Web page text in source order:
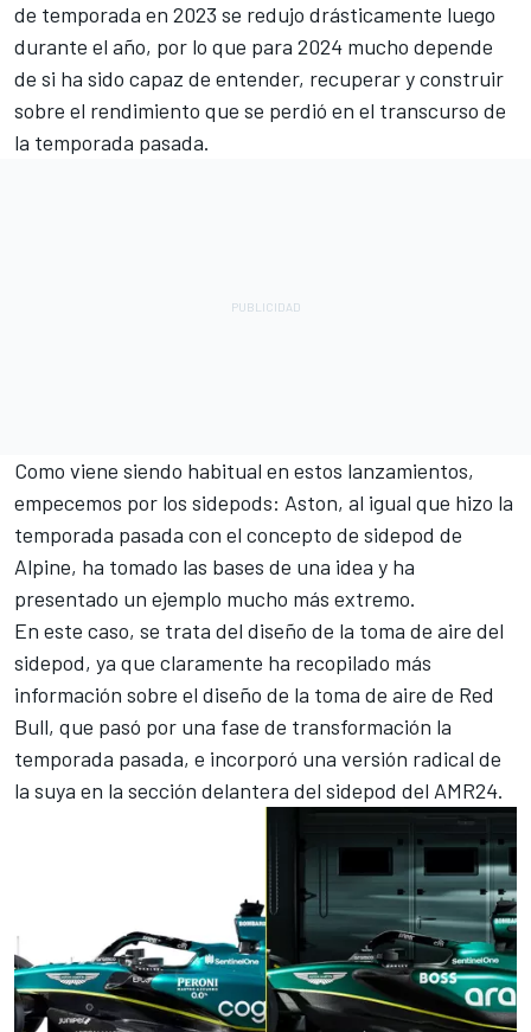
de temporada en 2023 se redujo drásticamente luego
durante el año, por lo que para 2024 mucho depende
de si ha sido capaz de entender, recuperar y construir
sobre el rendimiento que se perdió en el transcurso de
la temporada pasada.
Como viene siendo habitual en estos lanzamientos,
empecemos por los sidepods: Aston, al igual que hizo la
temporada pasada con el concepto de sidepod de
Alpine, ha tomado las bases de una idea y ha
presentado un ejemplo mucho más extremo.
En este caso, se trata del diseño de la toma de aire del
sidepod, ya que claramente ha recopilado más
información sobre el diseño de la toma de aire de Red
Bull, que pasó por una fase de transformación la
temporada pasada, e incorporó una versión radical de
la suya en la sección delantera del sidepod del AMR24.